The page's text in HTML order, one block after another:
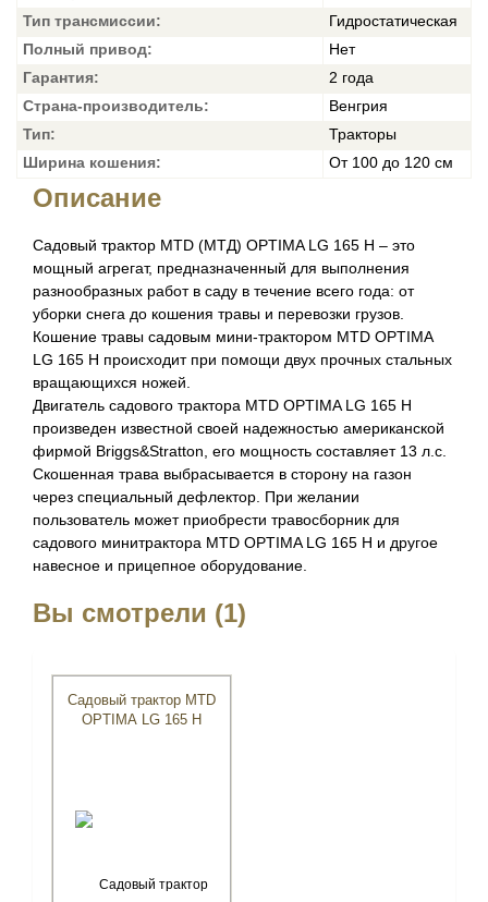
Тип трансмиссии:
Гидростатическая
Полный привод:
Нет
Гарантия:
2 года
Страна-производитель:
Венгрия
Тип:
Тракторы
Ширина кошения:
От 100 до 120 см
Описание
Садовый трактор MTD (МТД) OPTIMA LG 165 H – это
мощный агрегат, предназначенный для выполнения
разнообразных работ в саду в течение всего года: от
уборки снега до кошения травы и перевозки грузов.
Кошение травы садовым мини-трактором MTD OPTIMA
LG 165 H происходит при помощи двух прочных стальных
вращающихся ножей.
Двигатель садового трактора MTD OPTIMA LG 165 H
произведен известной своей надежностью американской
фирмой Briggs&Stratton, его мощность составляет 13 л.с.
Скошенная трава выбрасывается в сторону на газон
через специальный дефлектор. При желании
пользователь может приобрести травосборник для
садового минитрактора MTD OPTIMA LG 165 H и другое
навесное и прицепное оборудование.
Вы смотрели (1)
Садовый трактор MTD
OPTIMA LG 165 H